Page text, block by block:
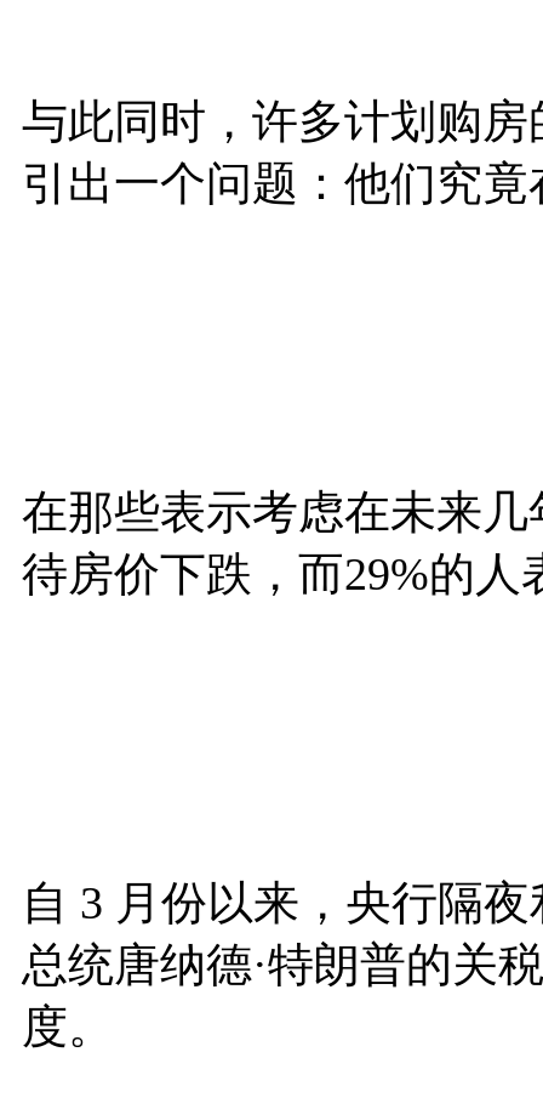
与此同时，许多计划购
引出一个问题：他们究
在那些表示考虑在未来
待房价下跌，而29%的
自 3 月份以来，央行隔
总统唐纳德·特朗普的关
度。